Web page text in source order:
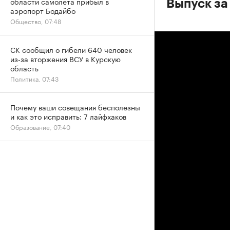
Выпуск
аэропорт Бодайбо
Общество, 07:48
СК сообщил о гибели 640 человек
из-за вторжения ВСУ в Курскую
область
Политика, 07:43
Почему ваши совещания бесполезны
и как это исправить: 7 лайфхаков
Образование, 07:40